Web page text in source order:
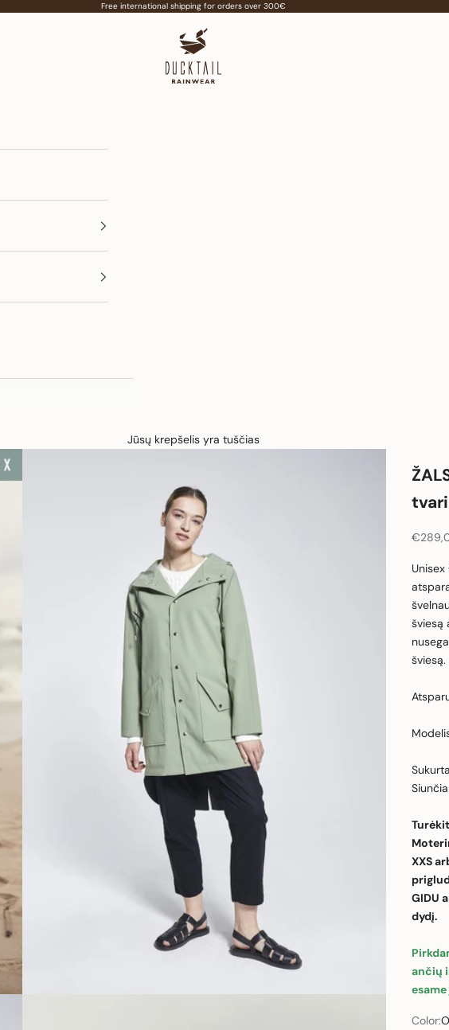
Free international shipping for orders over 300€
Ducktail Rainwear
Jūsų krepšelis yra tuščias
šviesą
XXS
GIDU
dydį.
ančių
Color: